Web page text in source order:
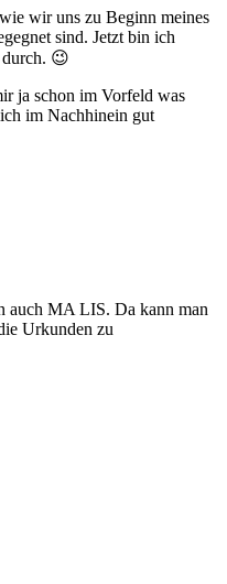
wir uns zu Beginn meines
sind. Jetzt bin ich
😉
ja schon im Vorfeld was
im Nachhinein gut
auch MA LIS. Da kann man
Urkunden zu